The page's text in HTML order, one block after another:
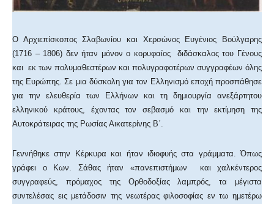
Ο Αρχιεπίσκοπος Σλαβωνίου και Χερσώνος Ευγένιος Βούλγαρης
(1716 – 1806) δεν ήταν μόνον ο κορυφαίος διδάσκαλος του Γένους
και εκ των πολυμαθεστέρων και πολυγραφοτέρων συγγραφέων όλης
της Ευρώπης. Σε μια δύσκολη για τον Ελληνισμό εποχή προσπάθησε
για την ελευθερία των Ελλήνων και τη δημιουργία ανεξάρτητου
ελληνικού κράτους, έχοντας τον σεβασμό και την εκτίμηση της
Αυτοκράτειρας της Ρωσίας Αικατερίνης Β΄.
Γεννήθηκε στην Κέρκυρα και ήταν ιδιοφυής στα γράμματα. Όπως
γράφει ο Κων. Σάθας ήταν «πανεπιστήμων και χαλκέντερος
συγγραφεύς, πρόμαχος της Ορθοδοξίας λαμπρός, τα μέγιστα
συντελέσας εις μετάδοσιν της νεωτέρας φιλοσοφίας εν τω ημετέρω